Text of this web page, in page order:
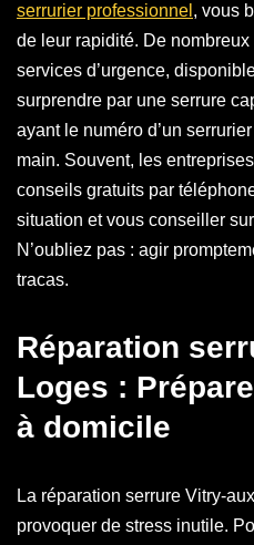
serrurier professionnel , vous
de leur rapidité. De
services d’urgence,
surprendre par une serrure
ayant le numéro d’un
main. Souvent, les
conseils gratuits par
situation et vous conseiller
N’oubliez pas : agir
tracas.
Réparation
Loges :
à domicile
La réparation serrure Vitry-
provoquer de stress inutile.